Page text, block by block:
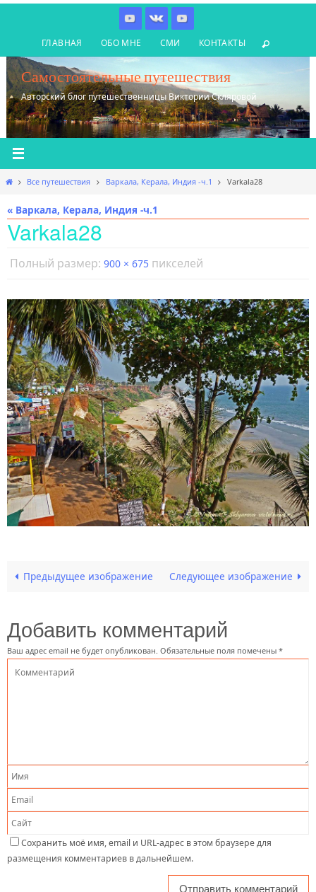
содержимому
ГЛАВНАЯ ОБО МНЕ СМИ КОНТАКТЫ
Самостоятельные путешествия
Авторский блог путешественницы Виктории Скляровой
Главная
Все путешествия Варкала, Керала, Индия -ч.1 Varkala28
« Варкала, Керала, Индия -ч.1
Varkala28
Полный размер: 900 × 675 пикселей
Предыдущее изображение Следующее изображение
Добавить комментарий
Ваш адрес email не будет опубликован. Обязательные поля помечены *
Сохранить моё имя, email и URL-адрес в этом браузере для
размещения комментариев в дальнейшем.